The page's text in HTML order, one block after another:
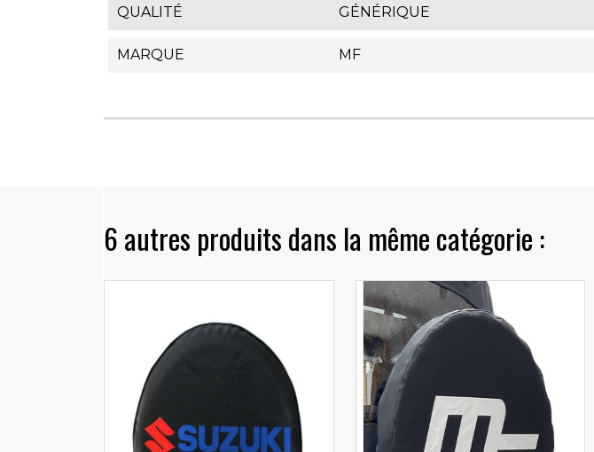
QUALITÉ GÉNÉRIQUE
MARQUE MF
6 autres produits dans la même catégorie :